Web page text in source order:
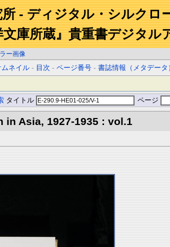
- ディジタル・シルクロ
文庫所蔵』貴重書デジタル
ー画像
ムネイル - 目次 -ページ番号 -書誌情報（メタデータ
タイトル ページ
Asia, 1927-1935 : vol.1